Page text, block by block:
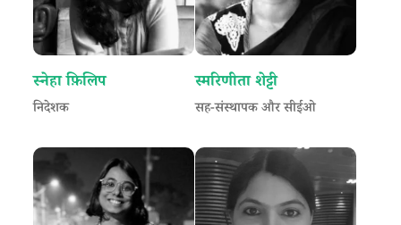
स्नेहा फ़िलिप
निदेशक
स्मरिणीता शेट्टी
सह-संस्थापक और सीईओ